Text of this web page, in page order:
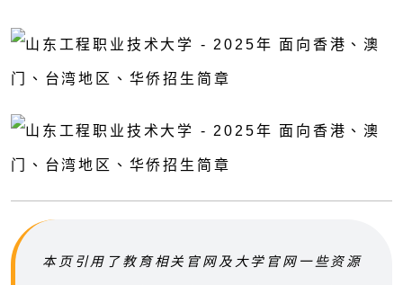
本页引用了教育相关官网及大学官网一些资源